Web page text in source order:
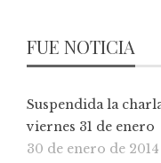
FUE NOTICIA
Suspendida la
viernes 31 de enero
30 de enero de 2014